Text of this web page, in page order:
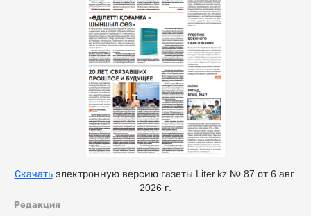
Редакция
Скачатьэлектронную версию газеты Liter.kz № 87 от 6 авг.
2026 г.